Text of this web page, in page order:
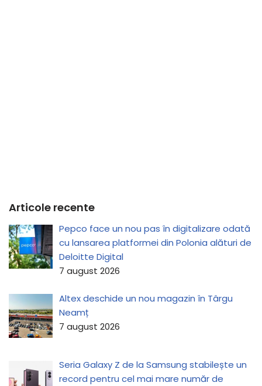
Articole recente
Pepco face un nou pas în digitalizare odată
cu lansarea platformei din Polonia alături de
Deloitte Digital
7 august 2026
Altex deschide un nou magazin în Târgu
Neamț
7 august 2026
Seria Galaxy Z de la Samsung stabilește un
record pentru cel mai mare număr de